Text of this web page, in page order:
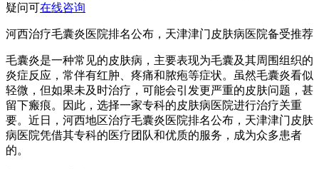
疑问可在线咨询
河西治疗毛囊炎医院排名公布，天津津门皮肤病医院备受推荐
毛囊炎是一种常见的皮肤病，主要表现为毛囊及其周围组织的
炎症反应，常伴有红肿、疼痛和脓疱等症状。虽然毛囊炎看似
轻微，但如果未及时治疗，可能会引发更严重的皮肤问题，甚
留下瘢痕。因此，选择一家专科的皮肤病医院进行治疗关重
要。近日，河西地区治疗毛囊炎医院排名公布，天津津门皮肤
病医院凭借其专科的医疗团队和优质的服务，成为众多患者
的。